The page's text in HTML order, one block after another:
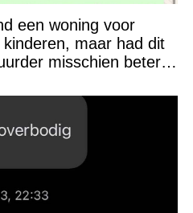
een woning voor
maar had dit
misschien beter